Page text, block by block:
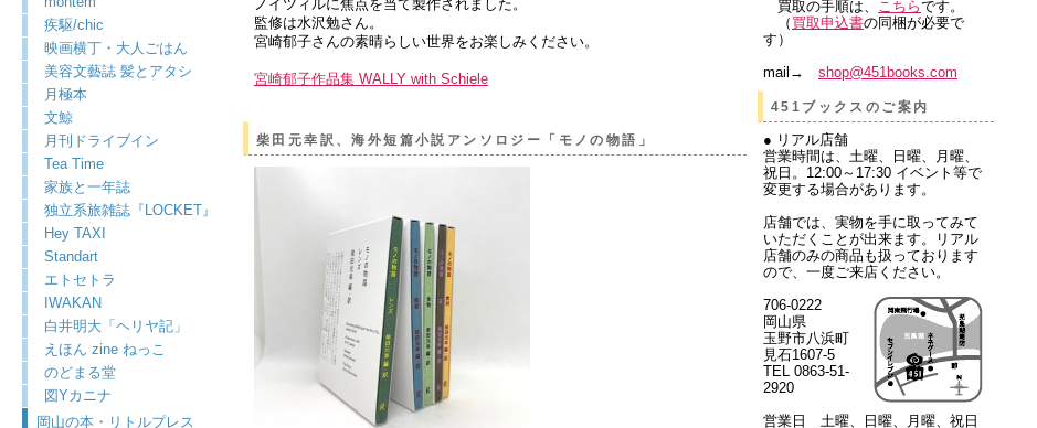
疾駆/chic
映画横丁・大人ごはん
美容文藝誌 髪とアタシ
月極本
文鯨
月刊ドライブイン
Tea Time
家族と一年誌
独立系旅雑誌『LOCKET』
Hey TAXI
Standart
エトセトラ
IWAKAN
白井明大「ヘリヤ記」
えほん zine ねっこ
のどまる堂
図Yカニナ
岡山の本・リトルプレス
ノイツィルに焦点を当て製作されました。
監修は水沢勉さん。
宮崎郁子さんの素晴らしい世界をお楽しみください。
宮崎郁子作品集 WALLY with Schiele
柴田元幸訳、海外短篇小説アンソロジー「モノの物語」
買取の手順は、 こちらです。
（ 買取申込書の同梱が必要で
す）
mail→ shop@451books.com
451ブックスのご案内
● リアル店舗
営業時間は、土曜、日曜、月曜、
祝日。12:00～17:30 イベント等で
変更する場合があります。
店舗では、実物を手に取ってみて
いただくことが出来ます。リアル
店舗のみの商品も扱っております
ので、一度ご来店ください。
706-0222
岡山県
玉野市八浜町
見石1607-5
TEL 0863-51-
2920
営業日 土曜、日曜、月曜、祝日